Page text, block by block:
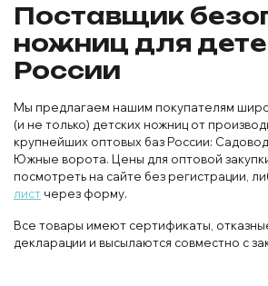
Поставщик
ножниц для
России
Мы предлагаем нашим покупателям
(и не только) детских ножниц от
крупнейших оптовых баз России:
Южные ворота. Цены для оптовой
посмотреть на сайте без регистрации,
лист через форму.
Все товары имеют сертификаты,
декларации и высылаются совместно с